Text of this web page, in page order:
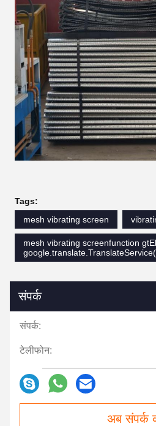
Tags:
mesh vibrating screen
mesh vibrating screenfunction
संपर्क
संपर्क:
टेलीफोन:
अब संपर्क